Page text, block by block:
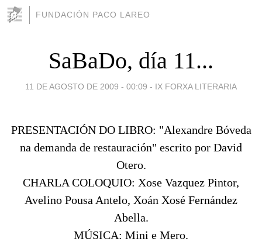
FUNDACIÓN PACO LAREO
SaBaDo, día 11...
11 DE AGOSTO DE 2009 - 00:09 - IX FORXA LITERARIA
PRESENTACIÓN DO LIBRO: "Alexandre Bóveda
na demanda de restauración" escrito por David
Otero.
CHARLA COLOQUIO: Xose Vazquez Pintor,
Avelino Pousa Antelo, Xoán Xosé Fernández
Abella.
MÚSICA: Mini e Mero.